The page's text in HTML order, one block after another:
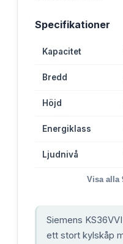
Specifikationer
Kapacitet
Bredd
Höjd
Energiklass
Ljudnivå
Visa alla
Siemens
ett stort kylskåp